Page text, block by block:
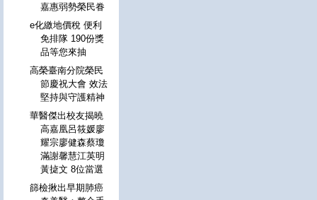
嘉惠弱勢榮民眷
e化繳地價稅 便利
免排隊 190份獎
品等您來抽
高榮臺南分院榮民
節慶祝大會 效法
堅持與守護精神
華醫傑出校友揭曉
高嘉凰呂筱媛廖
耀宗廖健森蔡瓊
滿謝馨慧江英明
黃㨗文 8位當選
篩檢揪出早期肺癌